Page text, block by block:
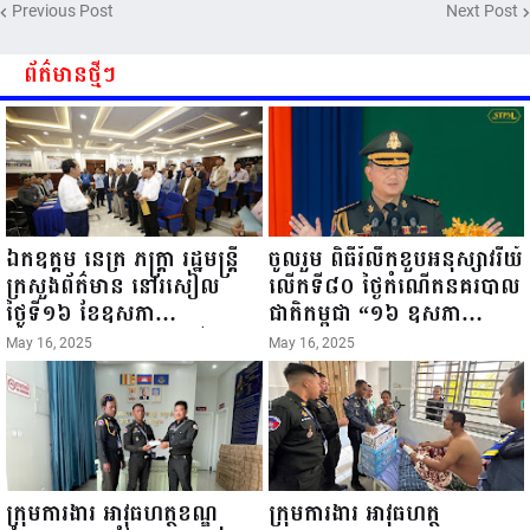
Previous Post Next Post
ព័ត៌មានថ្មីៗ
ឯកឧត្តម នេត្រ ភក្ត្រា រដ្ឋមន្ត្រី
ក្រសួងព័ត៌មាន នៅរសៀល
ថ្ងៃទី១៦ ខែឧសភា
ឆ្នាំ២០២៥នេះ បានអញ្ជើញចុះ
ធ្វើជំរឿនថ្នាក់ដឹកនាំមន្ត្រីរាជ
ការស៉ីវិល នៃក្រសួងព័ត៌មាន...
May 16, 2025
ចូលរួម ពិធីរំលឹកខួបអនុស្សាវរីយ៍
លើកទី៨០ ថ្ងៃកំណើតនគរបាល
ជាតិកម្ពុជា “១៦ ឧសភា
១៩៤៥ ~ ១៦ ឧសភា
២០២៥”...
May 16, 2025
ក្រុមការងារ អាវុធហត្ថខណ្ឌ ក្រុមការងារ អាវុធហត្ថ